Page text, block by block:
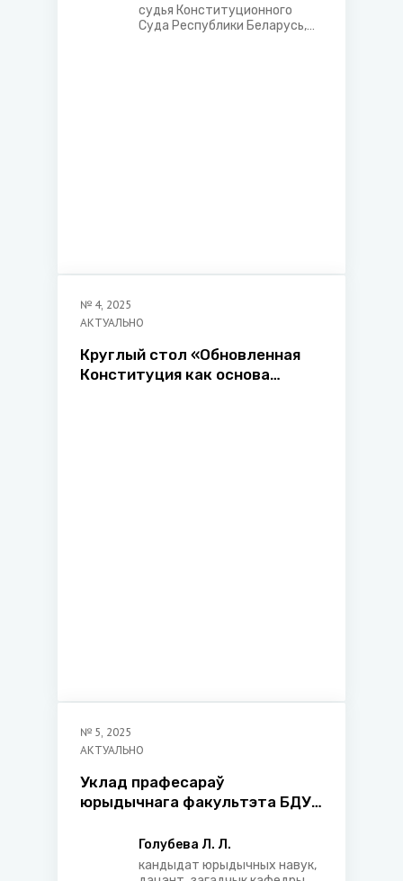
судья Конституционного
Суда Республики Беларусь,
№ 4, 2025
АКТУАЛЬНО
Круглый стол «Обновленная
Конституция как основа
№ 5, 2025
АКТУАЛЬНО
Уклад прафесараў
юрыдычнага факультэта БДУ
Айчыннай вайны ў развіццё
юрыдычнай навукі і
Голубева Л. Л.
кандыдат юрыдычных навук,